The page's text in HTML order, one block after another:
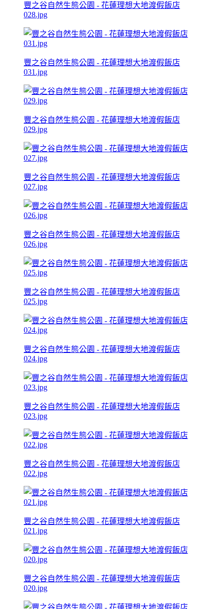
豐之谷自然生態公園 - 花蓮理想大地渡假飯店
028.jpg
豐之谷自然生態公園 - 花蓮理想大地渡假飯店
031.jpg
豐之谷自然生態公園 - 花蓮理想大地渡假飯店
029.jpg
豐之谷自然生態公園 - 花蓮理想大地渡假飯店
027.jpg
豐之谷自然生態公園 - 花蓮理想大地渡假飯店
026.jpg
豐之谷自然生態公園 - 花蓮理想大地渡假飯店
025.jpg
豐之谷自然生態公園 - 花蓮理想大地渡假飯店
024.jpg
豐之谷自然生態公園 - 花蓮理想大地渡假飯店
023.jpg
豐之谷自然生態公園 - 花蓮理想大地渡假飯店
022.jpg
豐之谷自然生態公園 - 花蓮理想大地渡假飯店
021.jpg
豐之谷自然生態公園 - 花蓮理想大地渡假飯店
020.jpg